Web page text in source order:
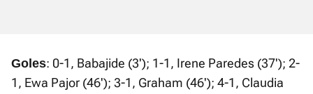
Goles: 0-1, Babajide (3'); 1-1, Irene Paredes (37'); 2-
1, Ewa Pajor (46'); 3-1, Graham (46'); 4-1, Claudia